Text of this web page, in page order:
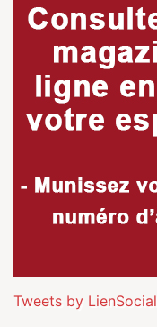
Tweets by LienSocial